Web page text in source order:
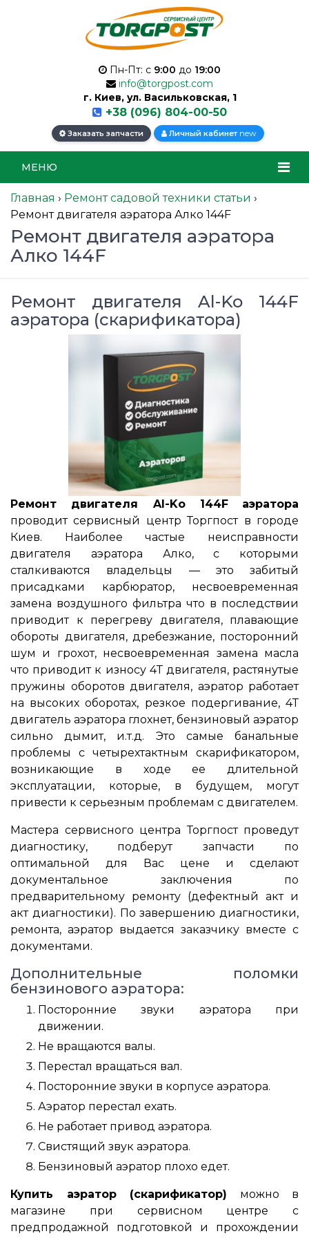
Пн-Пт: с 9:00 до 19:00
info@torgpost.com
г. Киев, ул. Васильковская, 1
+38 (096) 804-00-50
Заказать запчасти Личный кабинет new
МЕНЮ
Главная › Ремонт садовой техники статьи ›
Ремонт двигателя аэратора Алко 144F
Ремонт двигателя аэратора
Алко 144F
Ремонт двигателя Al-Ko 144F
аэратора (скарификатора)
Ремонт двигателя Al-Ko 144F
аэратора
проводит сервисный центр Торгпост в городе
Киев. Наиболее частые неисправности
двигателя аэратора Алко, с которыми
сталкиваются владельцы ― это забитый
присадками карбюратор, несвоевременная
замена воздушного фильтра что в последствии
приводит к перегреву двигателя, плавающие
обороты двигателя, дребезжание, посторонний
шум и грохот, несвоевременная замена масла
что приводит к износу 4Т двигателя, растянутые
пружины оборотов двигателя, аэратор работает
на высоких оборотах, резкое подергивание, 4Т
двигатель аэратора глохнет, бензиновый аэратор
сильно дымит, и.т.д. Это самые банальные
проблемы с четырехтактным скарификатором,
возникающие в ходе ее длительной
эксплуатации, которые, в будущем, могут
привести к серьезным проблемам с двигателем.
Мастера сервисного центра Торгпост проведут
диагностику, подберут запчасти по
оптимальной для Вас цене и сделают
документальное заключения по
предварительному ремонту (дефектный акт и
акт диагностики). По завершению диагностики,
ремонта, аэратор выдается заказчику вместе с
документами.
Дополнительные поломки
бензинового аэратора:
Посторонние звуки аэратора при
движении.
Не вращаются валы.
Перестал вращаться вал.
Посторонние звуки в корпусе аэратора.
Аэратор перестал ехать.
Не работает привод аэратора.
Свистящий звук аэратора.
Бензиновый аэратор плохо едет.
Купить аэратор (скарификатор) можно в
магазине при сервисном центре с
предпродажной подготовкой и прохождении